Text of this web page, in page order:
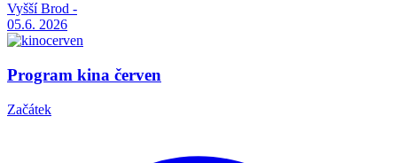
Vyšší Brod -
05.6. 2026
Program kina červen
Začátek